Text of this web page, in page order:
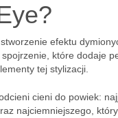
efektu
które dodaje
tej stylizacji.
cieni do powiek:
najciemniejszego,